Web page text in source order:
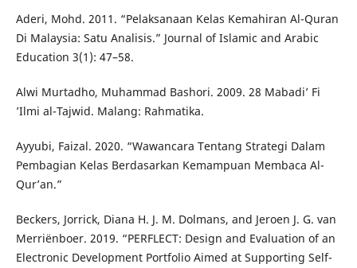
Aderi, Mohd. 2011. “Pelaksanaan Kelas Kemahiran Al-Quran
Di Malaysia: Satu Analisis.” Journal of Islamic and Arabic
Education 3(1): 47–58.
Alwi Murtadho, Muhammad Bashori. 2009. 28 Mabadi’ Fi
’Ilmi al-Tajwid. Malang: Rahmatika.
Ayyubi, Faizal. 2020. “Wawancara Tentang Strategi Dalam
Pembagian Kelas Berdasarkan Kemampuan Membaca Al-
Qur’an.”
Beckers, Jorrick, Diana H. J. M. Dolmans, and Jeroen J. G. van
Merriënboer. 2019. “PERFLECT: Design and Evaluation of an
Electronic Development Portfolio Aimed at Supporting Self-